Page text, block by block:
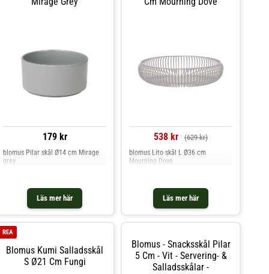
179 kr
Läs mer här
blomus Pilar skål Ø14 cm Mirage
grey
538 kr (629 kr)
Läs mer här
blomus Lito skål L Ø36 cm
Mourning Dove
Blomus Kumi Salladsskål
S Ø21 Cm Fungi
REA
Blomus - Snacksskål Pilar
5 Cm - Vit - Servering- &
Salladsskålar -